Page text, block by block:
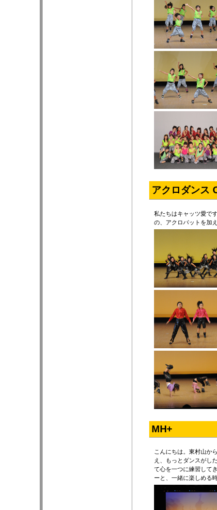
アクロダンス
私たちはキャッツ愛で
の、アクロバットを加
MH+
こんにちは。東村山か
え、もっとダンスがし
て心を一つに練習して
ーと、一緒に楽しめる